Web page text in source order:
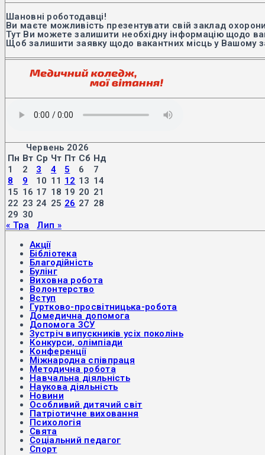
Шановні роботодавці!
Ви маєте можливість презентувати свій заклад
Тут Ви можете залишити необхідну інформацію щодо
Щоб залишити заявку щодо вакантних місць у Вашому
Червень 2026
Пн Вт Ср Чт Пт Сб Нд
1
2 3 4 5 6
7
8
9 10 11 12 13 14
15 16 17 18 19 20 21
22 23 24 25 26 27 28
29 30
« Тра
Лип »
Акції
Бібліотека
Благодійність
Булінг
Виховна робота
Волонтерство
Вступ
Гуртково-просвітницька-робота
Домедична допомога
Допомога ЗСУ
Зустріч випускників усіх поколінь
Конкурси, олімпіади
Конференції
Міжнародна співпраця
Методична робота
Навчальна діяльність
Наукова діяльність
Новини
Особливий дитячий світ
Патріотичне виховання
Психологія
Свята
Соціальний педагог
Спорт